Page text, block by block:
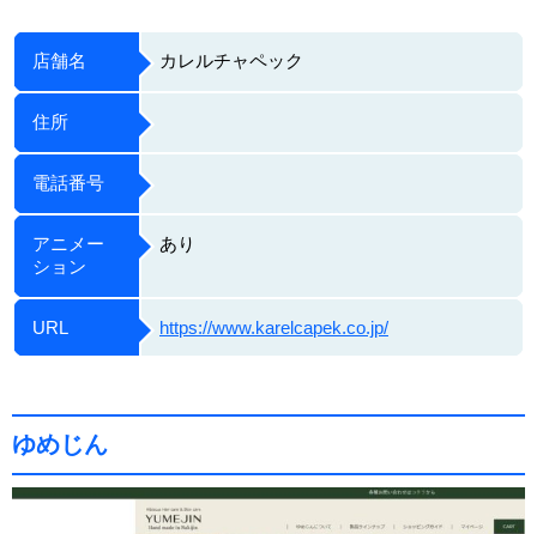
店舗名 カレルチャペック
住所
電話番号
アニメー
ション
あり
URL https://www.karelcapek.co.jp/
ゆめじん